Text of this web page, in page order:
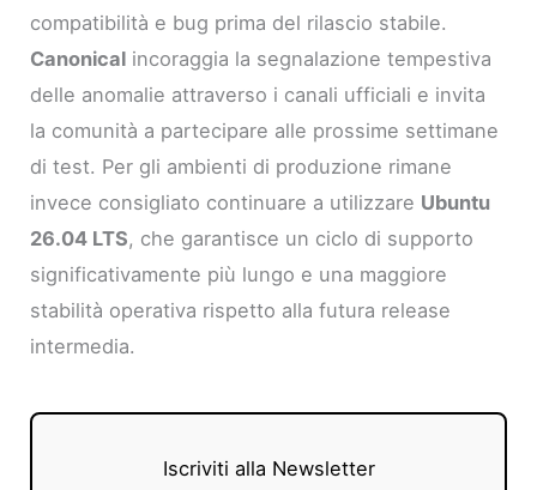
compatibilità e bug prima del rilascio stabile.
Canonical incoraggia la segnalazione tempestiva
delle anomalie attraverso i canali ufficiali e invita
la comunità a partecipare alle prossime settimane
di test. Per gli ambienti di produzione rimane
invece consigliato continuare a utilizzare Ubuntu
26.04 LTS, che garantisce un ciclo di supporto
significativamente più lungo e una maggiore
stabilità operativa rispetto alla futura release
intermedia.
Iscriviti alla Newsletter